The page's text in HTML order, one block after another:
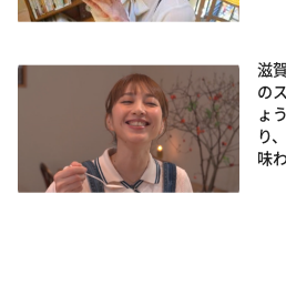
滋
の
ょ
り
味